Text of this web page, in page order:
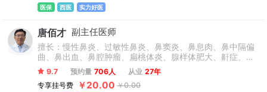
医保 西医 实力好医
唐佰才 副主任医师
擅长：慢性鼻炎、过敏性鼻炎、鼻窦炎、鼻息肉、鼻中隔偏
曲、鼻出血、鼻腔肿瘤、扁桃体炎、腺样体肥大、鼾症、声
带新生物、耳聋耳鸣、鼓膜穿孔、中耳炎、耳前瘘管及鼻面
部复合伤整形修复术等耳鼻喉疾病的诊断和治疗。
9.7 预约量 706人 从业 27年
专享挂号费
￥20.00 ￥0.00